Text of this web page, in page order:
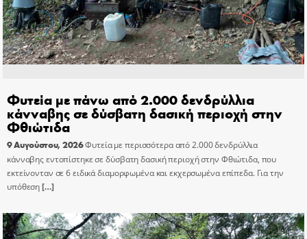
Φυτεία με πάνω από 2.000 δενδρύλλια
κάνναβης σε δύσβατη δασική περιοχή στην
Φθιώτιδα
9 Αυγούστου, 2026Φυτεία με περισσότερα από 2.000 δενδρύλλια
κάνναβης εντοπίστηκε σε δύσβατη δασική περιοχή στην Φθιώτιδα, που
εκτείνονταν σε 6 ειδικά διαμορφωμένα και εκχερσωμένα επίπεδα. Για την
υπόθεση[…]